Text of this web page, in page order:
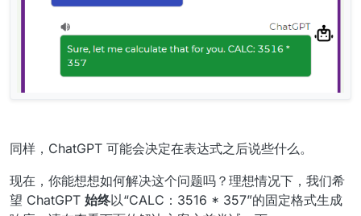
同样，ChatGPT 可能会决定在表达式之后说些什么。
现在，你能想想如何解决这个问题吗？理想情况下，我们希
望 ChatGPT 始终以“CALC：3516 * 357”的固定格式生成